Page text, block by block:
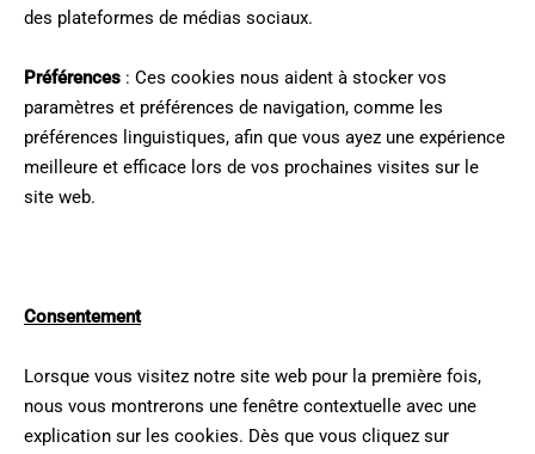
des plateformes de médias sociaux.
Préférences : Ces cookies nous aident à stocker vos
paramètres et préférences de navigation, comme les
préférences linguistiques, afin que vous ayez une expérience
meilleure et efficace lors de vos prochaines visites sur le
site web.
Consentement
Lorsque vous visitez notre site web pour la première fois,
nous vous montrerons une fenêtre contextuelle avec une
explication sur les cookies. Dès que vous cliquez sur